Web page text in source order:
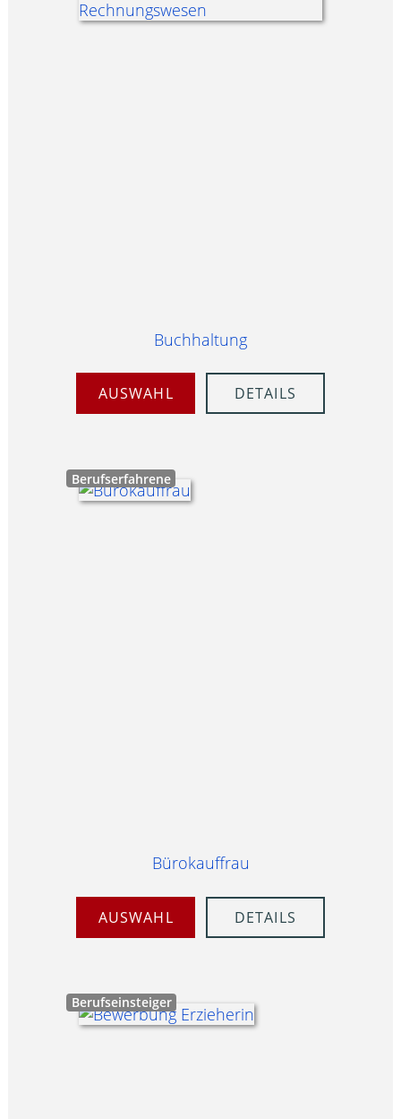
Buchhaltung
AUSWAHL DETAILS
Berufserfahrene
Bürokauffrau
AUSWAHL DETAILS
Berufseinsteiger